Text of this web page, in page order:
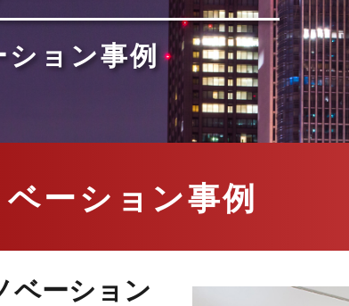
ョン事例
ーション事例
ベーション